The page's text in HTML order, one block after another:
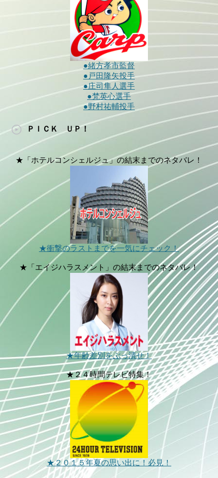
●緒方孝市監督
●戸田隆矢投手
●庄司隼人選手
●梵英心選手
●野村祐輔投手
ＰＩＣＫ ＵＰ！
★「ホテルコンシェルジュ」の結末までのネタバレ！
★衝撃のラストまでを一気にチェック！
★「エイジハラスメント」の結末までのネタバレ！
★年齢差別をぶっ潰せ！
★２４時間テレビ特集！
★２０１５年夏の思い出に！必見！